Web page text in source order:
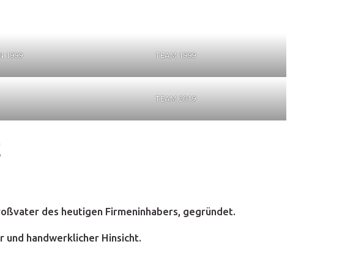
1999 TEAM 1999
TEAM 2019
des heutigen Firmeninhabers, gegründet.
handwerklicher Hinsicht.